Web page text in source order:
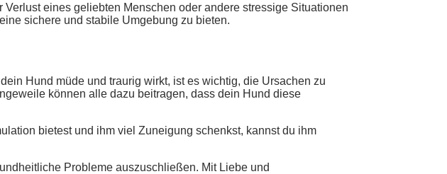
eines geliebten Menschen oder andere stressige Situationen
sichere und stabile Umgebung zu bieten.
Hund müde und traurig wirkt, ist es wichtig, die Ursachen zu
können alle dazu beitragen, dass dein Hund diese
bietest und ihm viel Zuneigung schenkst, kannst du ihm
Probleme auszuschließen. Mit Liebe und